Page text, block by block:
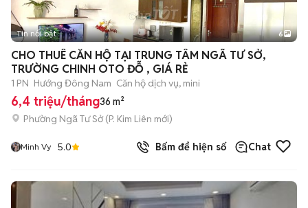
+2
Tin nổi bật 6
CHO THUÊ CĂN HỘ TẠI TRUNG TÂM NGÃ TƯ SỞ,
TRƯỜNG CHINH OTO ĐỖ , GIÁ RẺ
1 PN Hướng Đông Nam Căn hộ dịch vụ, mini
6,4 triệu/tháng36 m²
Phường Ngã Tư Sở(P. Kim Liên mới)
Minh Vy 5.0 Bấm để hiện số Chat